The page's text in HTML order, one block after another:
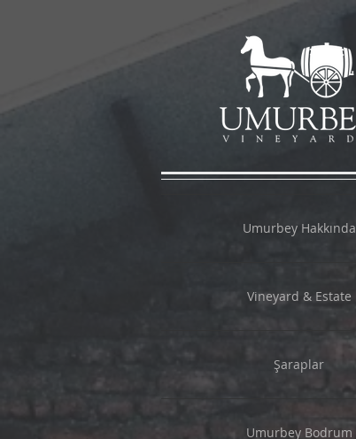
Umurbey Hakkında
Vineyard & Estate
Şaraplar
Umurbey Bodrum